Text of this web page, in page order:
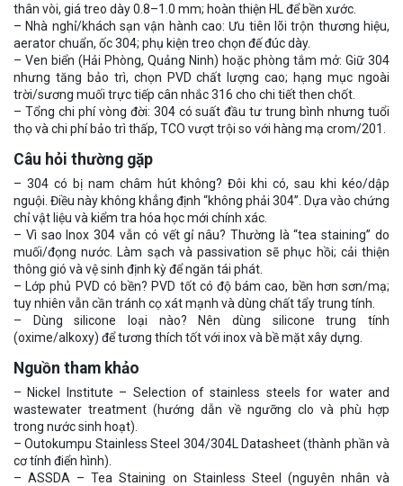
thân vòi, giá treo dày 0.8–1.0 mm; hoàn thiện HL để bền xước.
– Nhà nghỉ/khách sạn vận hành cao: Ưu tiên lõi trộn thương hiệu,
aerator chuẩn, ốc 304; phụ kiện treo chọn đế đúc dày.
– Ven biển (Hải Phòng, Quảng Ninh) hoặc phòng tắm mở: Giữ 304
nhưng tăng bảo trì, chọn PVD chất lượng cao; hạng mục ngoài
trời/sương muối trực tiếp cân nhắc 316 cho chi tiết then chốt.
– Tổng chi phí vòng đời: 304 có suất đầu tư trung bình nhưng tuổi
thọ và chi phí bảo trì thấp, TCO vượt trội so với hàng mạ crom/201.
Câu hỏi thường gặp
– 304 có bị nam châm hút không? Đôi khi có, sau khi kéo/dập
nguội. Điều này không khẳng định “không phải 304”. Dựa vào chứng
chỉ vật liệu và kiểm tra hóa học mới chính xác.
– Vì sao Inox 304 vẫn có vết gỉ nâu? Thường là “tea staining” do
muối/đọng nước. Làm sạch và passivation sẽ phục hồi; cải thiện
thông gió và vệ sinh định kỳ để ngăn tái phát.
– Lớp phủ PVD có bền? PVD tốt có độ bám cao, bền hơn sơn/mạ;
tuy nhiên vẫn cần tránh cọ xát mạnh và dùng chất tẩy trung tính.
– Dùng silicone loại nào? Nên dùng silicone trung tính
(oxime/alkoxy) để tương thích tốt với inox và bề mặt xây dựng.
Nguồn tham khảo
– Nickel Institute – Selection of stainless steels for water and
wastewater treatment (hướng dẫn về ngưỡng clo và phù hợp
trong nước sinh hoạt).
– Outokumpu Stainless Steel 304/304L Datasheet (thành phần và
cơ tính điển hình).
– ASSDA – Tea Staining on Stainless Steel (nguyên nhân và